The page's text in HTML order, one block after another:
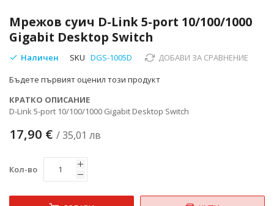
Мрежов суич D-Link 5-port 10/100/1000
Gigabit Desktop Switch
Наличен SKU DGS-1005D ДОБАВИ ЗА СРАВНЕНИЕ
Бъдете първият оценил този продукт
КРАТКО ОПИСАНИЕ
D-Link 5-port 10/100/1000 Gigabit Desktop Switch
17,90 € / 35,01 лв
Кол-во
към
началото
на
галерия
снимки